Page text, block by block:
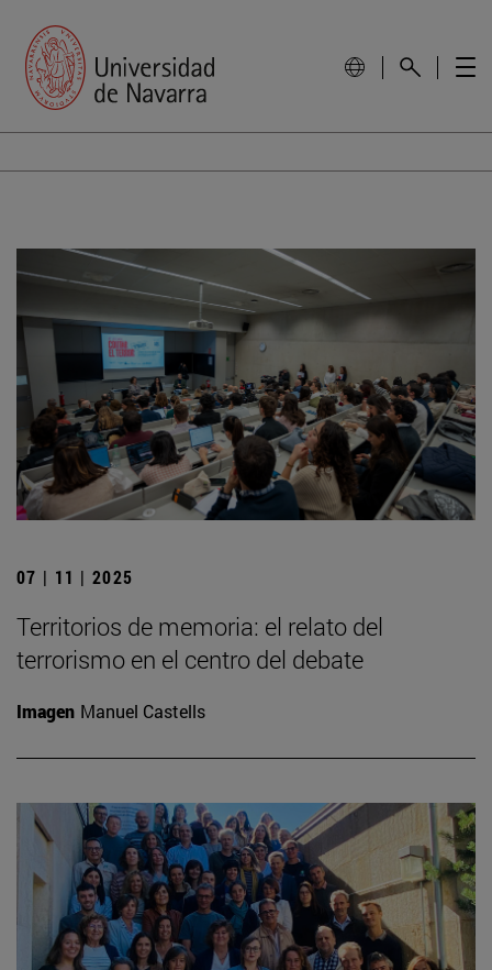
07 | 11 | 2025
Territorios de memoria: el relato del
terrorismo en el centro del debate
Imagen Manuel Castells